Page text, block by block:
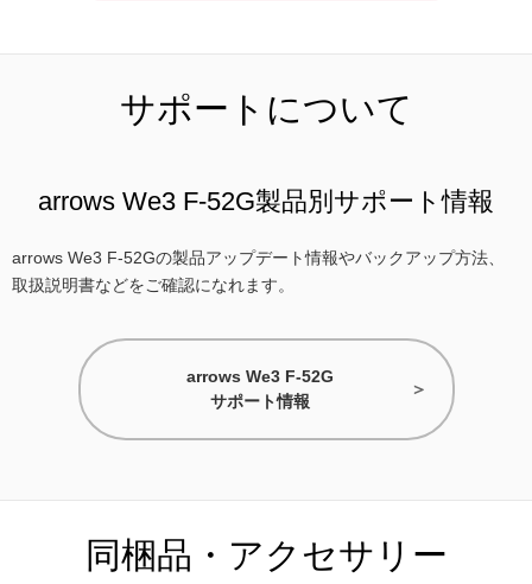
サポートについて
arrows We3 F-52G製品別サポート情報
arrows We3 F-52Gの製品アップデート情報やバックアップ方法、
取扱説明書などをご確認になれます。
arrows We3 F-52G
サポート情報
同梱品・アクセサリー